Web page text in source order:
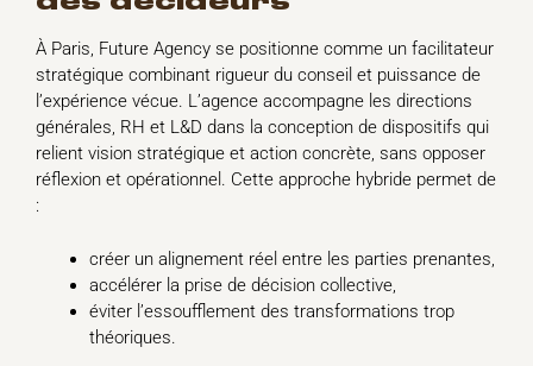
À Paris, Future Agency se positionne comme un facilitateur
stratégique combinant rigueur du conseil et puissance de
l’expérience vécue. L’agence accompagne les directions
générales, RH et L&D dans la conception de dispositifs qui
relient vision stratégique et action concrète, sans opposer
réflexion et opérationnel. Cette approche hybride permet de
:
créer un alignement réel entre les parties prenantes,
accélérer la prise de décision collective,
éviter l’essoufflement des transformations trop
théoriques.